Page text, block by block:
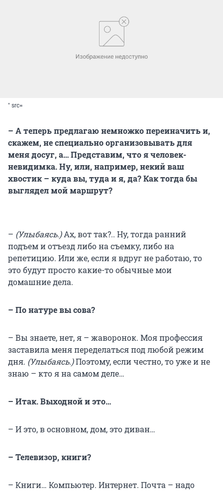
" src=
– А теперь предлагаю немножко переиначить и,
скажем, не специально организовывать для
меня досуг, а… Представим, что я человек-
невидимка. Ну, или, например, некий ваш
хвостик – куда вы, туда и я, да? Как тогда бы
выглядел мой маршрут?
– (Улыбаясь.)Ах, вот так?.. Ну, тогда ранний
подъем и отъезд либо на съемку, либо на
репетицию. Или же, если я вдруг не работаю, то
это будут просто какие-то обычные мои
домашние дела.
– По натуре вы сова?
– Вы знаете, нет, я – жаворонок. Моя профессия
заставила меня переделаться под любой режим
дня. (Улыбаясь.)Поэтому, если честно, то уже и не
знаю – кто я на самом деле…
– Итак. Выходной и это…
– И это, в основном, дом, это диван…
– Телевизор, книги?
– Книги… Компьютер. Интернет. Почта – надо